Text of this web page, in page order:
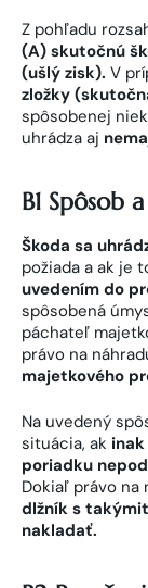
Z pohľadu
(A) skutočnú
(ušlý zisk). V
zložky
spôsobenej
uhrádza aj
B1 Spôsob
Škoda sa
požiada a ak je
uvedením do
spôsobená
páchateľ
právo na
majetkového
Na uvedený
situácia, ak
poriadku
Dokiaľ právo na
dlžník s
nakladať.